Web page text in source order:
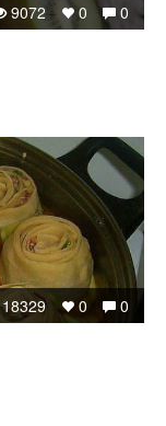
0
0
9072
0
0
18329